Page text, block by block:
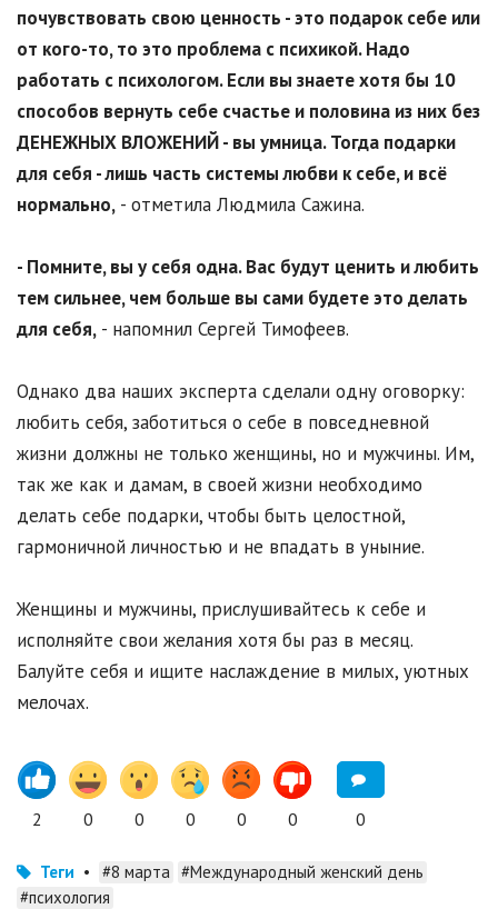
почувствовать свою ценность - это подарок себе или
от кого-то, то это проблема с психикой. Надо
работать с психологом. Если вы знаете хотя бы 10
способов вернуть себе счастье и половина из них без
ДЕНЕЖНЫХ ВЛОЖЕНИЙ - вы умница. Тогда подарки
для себя - лишь часть системы любви к себе, и всё
нормально, - отметила Людмила Сажина.
- Помните, вы у себя одна. Вас будут ценить и любить
тем сильнее, чем больше вы сами будете это делать
для себя, - напомнил Сергей Тимофеев.
Однако два наших эксперта сделали одну оговорку:
любить себя, заботиться о себе в повседневной
жизни должны не только женщины, но и мужчины. Им,
так же как и дамам, в своей жизни необходимо
делать себе подарки, чтобы быть целостной,
гармоничной личностью и не впадать в уныние.
Женщины и мужчины, прислушивайтесь к себе и
исполняйте свои желания хотя бы раз в месяц.
Балуйте себя и ищите наслаждение в милых, уютных
мелочах.
2 0 0 0 0 0 0
Теги • #8 марта #Международный женский день
#психология